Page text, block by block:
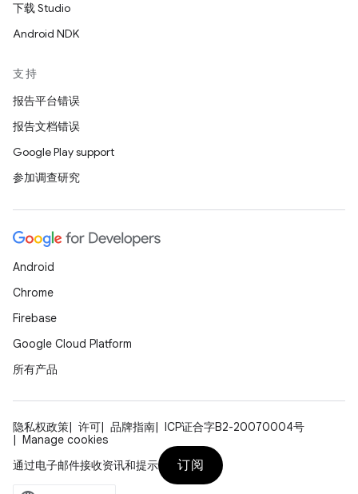
下载 Studio
Android NDK
支持
报告平台错误
报告文档错误
Google Play support
参加调查研究
Android
Chrome
Firebase
Google Cloud Platform
所有产品
隐私权政策 许可 品牌指南
ICP证合字B2-20070004号
Manage cookies
通过电子邮件接收资讯和提示
订阅